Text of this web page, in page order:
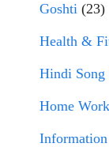
Goshti (23)
Health &
Hindi Song
Home Work
Information